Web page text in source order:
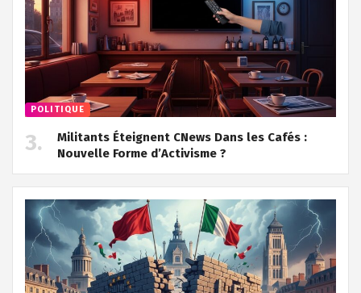
POLITIQUE
Militants Éteignent CNews Dans les Cafés :
Nouvelle Forme d’Activisme ?